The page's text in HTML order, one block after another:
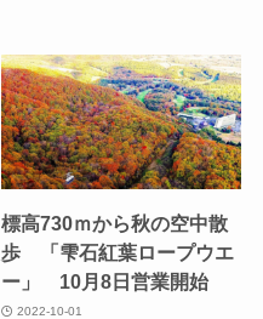
標高730ｍから秋の空中散
歩 「雫石紅葉ロープウエ
ー」 10月8日営業開始
2022-10-01